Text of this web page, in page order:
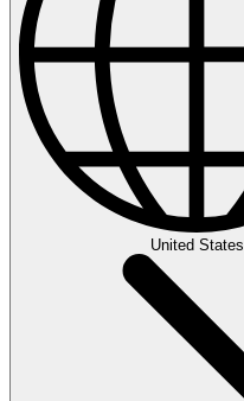
United States